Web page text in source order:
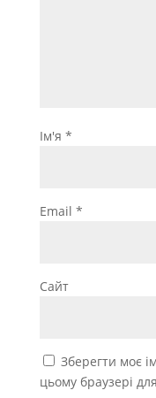
Ім'я *
Email *
Сайт
Зберегти моє
цьому браузері